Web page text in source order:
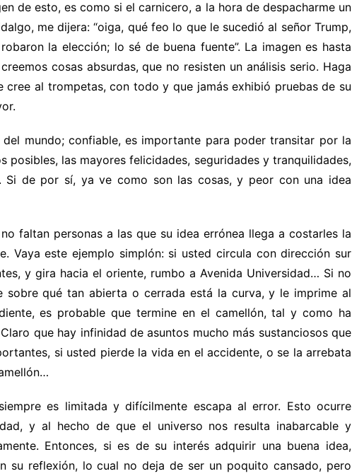
de esto, es como si el carnicero, a la hora de despacharme un
me dijera: “oiga, qué feo lo que le sucedió al señor Trump,
la elección; lo sé de buena fuente”. La imagen es hasta
cosas absurdas, que no resisten un análisis serio. Haga
cree al trompetas, con todo y que jamás exhibió pruebas de su
mundo; confiable, es importante para poder transitar por la
posibles, las mayores felicidades, seguridades y tranquilidades,
Si de por sí, ya ve como son las cosas, y peor con una idea
faltan personas a las que su idea errónea llega a costarles la
Vaya este ejemplo simplón: si usted circula con dirección sur
y gira hacia el oriente, rumbo a Avenida Universidad… Si no
sobre qué tan abierta o cerrada está la curva, y le imprime al
es probable que termine en el camellón, tal y como ha
que hay infinidad de asuntos mucho más sustanciosos que
si usted pierde la vida en el accidente, o se la arrebata
es limitada y difícilmente escapa al error. Esto ocurre
y al hecho de que el universo nos resulta inabarcable y
Entonces, si es de su interés adquirir una buena idea,
su reflexión, lo cual no deja de ser un poquito cansado, pero